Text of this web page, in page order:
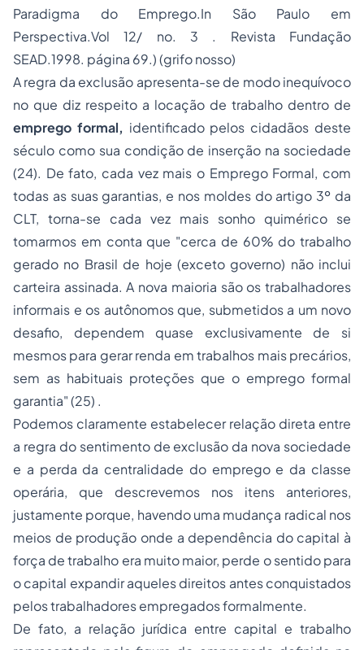
Paradigma do Emprego.In São Paulo em
Perspectiva.Vol 12/ no. 3 . Revista Fundação
SEAD.1998. página 69.) (grifo nosso)
A regra da exclusão apresenta-se de modo inequívoco
no que diz respeito a locação de trabalho dentro de
emprego formal, identificado pelos cidadãos deste
século como sua condição de inserção na sociedade
(24). De fato, cada vez mais o Emprego Formal, com
todas as suas garantias, e nos moldes do artigo 3º da
CLT, torna-se cada vez mais sonho quimérico se
tomarmos em conta que "cerca de 60% do trabalho
gerado no Brasil de hoje (exceto governo) não inclui
carteira assinada. A nova maioria são os trabalhadores
informais e os autônomos que, submetidos a um novo
desafio, dependem quase exclusivamente de si
mesmos para gerar renda em trabalhos mais precários,
sem as habituais proteções que o emprego formal
garantia" (25) .
Podemos claramente estabelecer relação direta entre
a regra do sentimento de exclusão da nova sociedade
e a perda da centralidade do emprego e da classe
operária, que descrevemos nos itens anteriores,
justamente porque, havendo uma mudança radical nos
meios de produção onde a dependência do capital à
força de trabalho era muito maior, perde o sentido para
o capital expandir aqueles direitos antes conquistados
pelos trabalhadores empregados formalmente.
De fato, a relação jurídica entre capital e trabalho